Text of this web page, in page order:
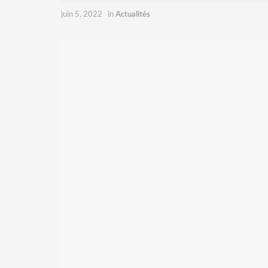
juin 5, 2022 in Actualités